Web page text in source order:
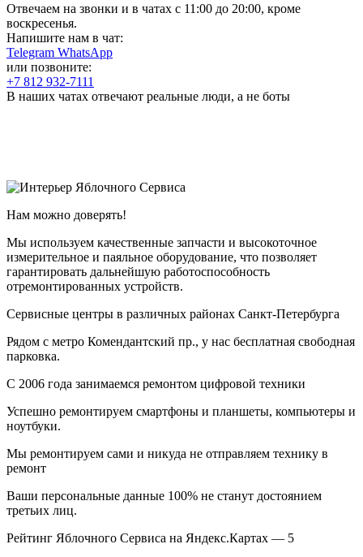
Отвечаем на звонки и в чатах с 11:00 до 20:00, кроме
воскресенья.
Напишите нам в чат:
Telegram WhatsApp
или позвоните:
+7 812 932-7111
В наших чатах отвечают реальные люди, а не боты
Нам можно доверять!
Мы используем качественные запчасти и высокоточное
измерительное и паяльное оборудование, что позволяет
гарантировать дальнейшую работоспособность
отремонтированных устройств.
Cервисные центры в различных районах Санкт-Петербурга
Рядом с метро Комендантский пр., у нас бесплатная свободная
парковка.
С 2006 года занимаемся ремонтом цифровой техники
Успешно ремонтируем смартфоны и планшеты, компьютеры и
ноутбуки.
Мы ремонтируем сами и никуда не отправляем технику в
ремонт
Ваши персональные данные 100% не станут достоянием
третьих лиц.
Рейтинг Яблочного Сервиса на Яндекс.Картах — 5